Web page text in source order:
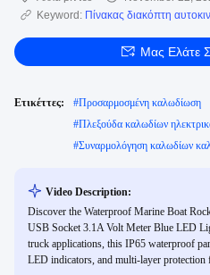
Keyword: Πίνακας διακόπτη
Μας Ελάτε
Ετικέττες: #Προσαρμοσμένη καλωδίωση
#Πλεξούδα καλωδίων
#Συναρμολόγηση καλωδίων
Video Description:
Discover the Waterproof Marine Boat
USB Socket 3.1A Volt Meter Blue LED
truck applications, this IP65 waterproof
LED indicators, and multi-layer protection